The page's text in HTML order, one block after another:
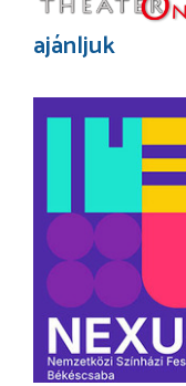
ajánljuk